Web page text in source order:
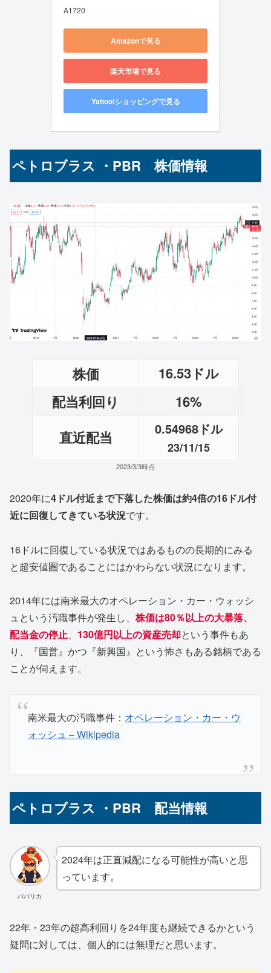
A1720
Amazonで見る
楽天市場で見る
Yahoo!ショッピングで見る
ペトロブラス ・PBR 株価情報
株価
16.53ドル
配当利回り
16%
直近配当
0.54968ドル
23/11/15
2023/3/3時点
2020年に4ドル付近まで下落した株価は約4倍の16ドル付
近に回復してきている状況です。
16ドルに回復している状況ではあるものの長期的にみる
と超安値圏であることにはかわらない状況になります。
2014年には南米最大のオペレーション・カー・ウォッシ
ュという汚職事件が発生し、 株価は80％以上の大暴落、
配当金の停止、 130億円以上の資産売却という事件もあ
り、『国営』かつ『新興国』という怖さもある銘柄である
ことが伺えます。
南米最大の汚職事件： オペレーション・カー・ウ
ォッシュ – Wikipedia
ペトロブラス ・PBR 配当情報
パパリカ
2024年は正直減配になる可能性が高いと思
っています。
22年・23年の超高利回りを24年度も継続できるかという
疑問に対しては、個人的には無理だと思います。